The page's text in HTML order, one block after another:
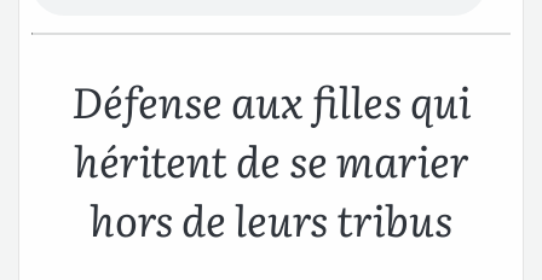
Défense aux filles qui
héritent de se marier
hors de leurs tribus